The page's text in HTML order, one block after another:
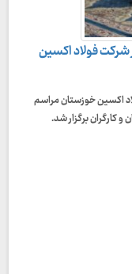
شرکت فولاد اکسین
در شرکت فولاد اکسین خوزستان مراسم
کارگران برگزار شد.